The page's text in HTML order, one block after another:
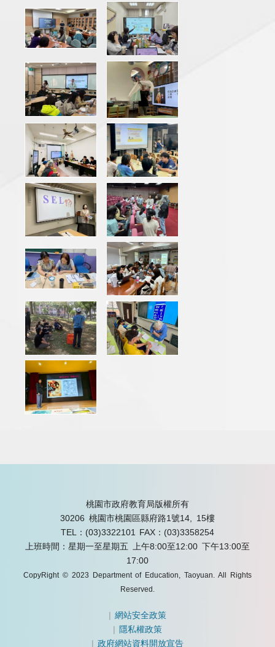
桃園市政府教育局版權所有
30206 桃園市桃園區縣府路1號14, 15樓
TEL：(03)3322101
FAX：(03)3358254
上班時間：星期一至星期五 上午8:00至12:00 下午13:00至
17:00
CopyRight © 2023 Department of Education, Taoyuan. All Rights
Reserved.
|網站安全政策
| 隱私權政策
|政府網站資料開放宣告